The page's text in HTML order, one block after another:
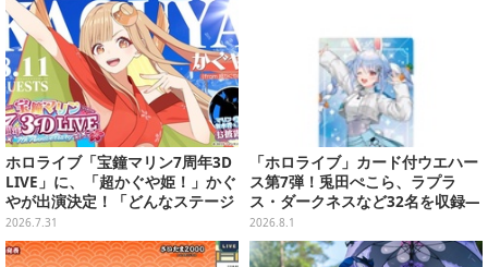
ホロライブ「宝鐘マリン7周年3D
LIVE」に、「超かぐや姫！」かぐ
やが出演決定！「どんなステージ
になるか是非見に来てくださ
い！」
2026.7.31
「ホロライブ」カード付ウエハー
ス第7弾！兎田ぺこら、ラプラ
ス・ダークネスなど32名を収録―
裏面には手書きメッセージも
2026.8.1